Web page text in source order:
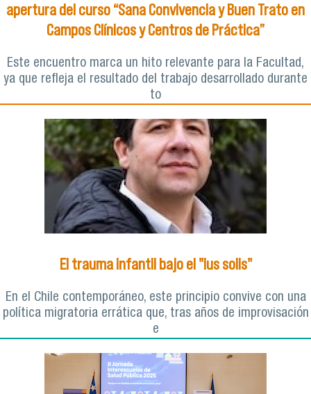
apertura del curso “Sana Convivencia y Buen Trato en
Campos Clínicos y Centros de Práctica”
Este encuentro marca un hito relevante para la Facultad,
ya que refleja el resultado del trabajo desarrollado durante
to
El trauma infantil bajo el "ius solis"
En el Chile contemporáneo, este principio convive con una
política migratoria errática que, tras años de improvisación
e